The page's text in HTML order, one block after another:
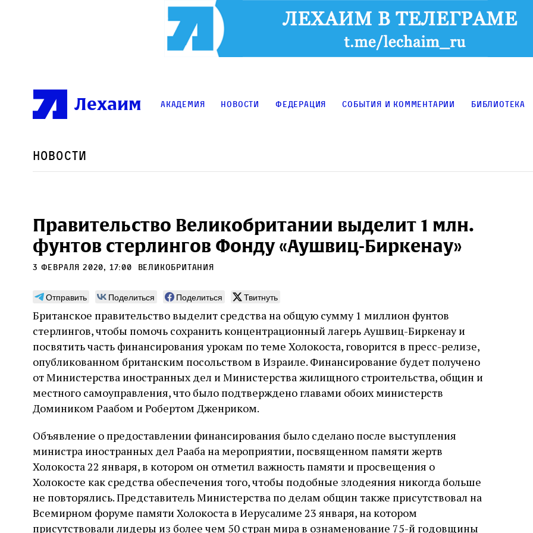
Лехаим Академия Новости Федерация События и комментарии Библиотека
Новости
Правительство Великобритании выделит 1 млн.
фунтов стерлингов Фонду «Аушвиц-Биркенау»
3 февраля 2020, 17:00 Великобритания
Отправить Поделиться Поделиться Твитнуть
Британское правительство выделит средства на общую сумму 1 миллион фунтов
стерлингов, чтобы помочь сохранить концентрационный лагерь Аушвиц-Биркенау и
посвятить часть финансирования урокам по теме Холокоста, говорится в пресс-релизе,
опубликованном британским посольством в Израиле. Финансирование будет получено
от Министерства иностранных дел и Министерства жилищного строительства, общин и
местного самоуправления, что было подтверждено главами обоих министерств
Домиником Раабом и Робертом Дженриком.
Объявление о предоставлении финансирования было сделано после выступления
министра иностранных дел Рааба на мероприятии, посвященном памяти жертв
Холокоста 22 января, в котором он отметил важность памяти и просвещения о
Холокосте как средства обеспечения того, чтобы подобные злодеяния никогда больше
не повторялись. Представитель Министерства по делам общин также присутствовал на
Всемирном форуме памяти Холокоста в Иерусалиме 23 января, на котором
присутствовали лидеры из более чем 50 стран мира в ознаменование 75-й годовщины
Погромы 1929 года:
неделя, изменившая
судьбу еврейского ишува
Примерно за полторы недели до начала
погромов Ребе совершал поездку по святым
частности, Пещеру праотцев и Западную
стену. Он, несомненно, почувствовал
необычайное напряжение и сознательно
отказался приходить к Стене в Тиша бе‑Ав,
чтобы не собирать вокруг себя большое
количество хасидов и жителей города и тем
самым не усиливать напряжённость
5 августа Проверено временем
Александр
Ицкович
Монтажник фирмы «Топф
и сыновья»
По мере того как росло количество
концентрационных лагерей и узников
печей Прюфера было не обойтись. Cжигая
оставались верны своему архаичному культу
смерти, но и скрывали от населения соседних
городов, сколько узников погибало каждый
день в этих жутких местах
Неразрезанные страницы
Фредиано Сесси. Перевод с итальянского
Еврейская звезда
Буэнос‑Айреса
В этой атмосфере напряжения
еврейская община
Фалькона и звездой Давида с
иврите. Это был акт
лояльности: демонстрация
еврейская община не
осуждает радикалов и
признанной частью